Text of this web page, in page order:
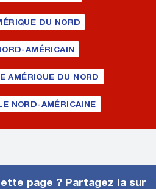
DU NORD
AMÉRICAIN
AMÉRIQUE DU NORD
NORD-AMÉRICAINE
page ? Partagez la sur